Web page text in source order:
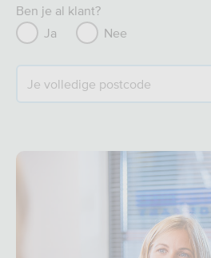
Ben je al klant?
Ja
Nee
Je volledige postcode